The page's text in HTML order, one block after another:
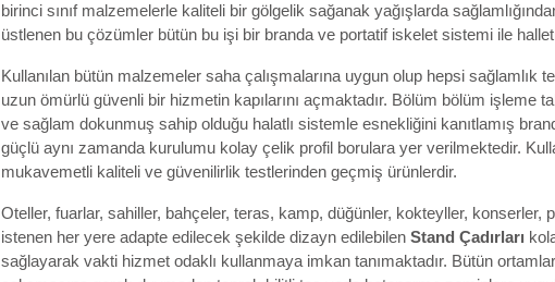
birinci sınıf malzemelerle kaliteli bir gölgelik sağanak yağışlarda
üstlenen bu çözümler bütün bu işi bir branda ve portatif iskelet sistemi ile
Kullanılan bütün malzemeler saha çalışmalarına uygun olup hepsi sağlamlık
uzun ömürlü güvenli bir hizmetin kapılarını açmaktadır. Bölüm bölüm işleme
ve sağlam dokunmuş sahip olduğu halatlı sistemle esnekliğini kanıtlamış
güçlü aynı zamanda kurulumu kolay çelik profil borulara yer verilmektedir.
mukavemetli kaliteli ve güvenilirlik testlerinden geçmiş ürünlerdir.
Oteller, fuarlar, sahiller, bahçeler, teras, kamp, düğünler, kokteyller, konserler,
istenen her yere adapte edilecek şekilde dizayn edilebilen Stand Çadırları
sağlayarak vakti hizmet odaklı kullanmaya imkan tanımaktadır. Bütün